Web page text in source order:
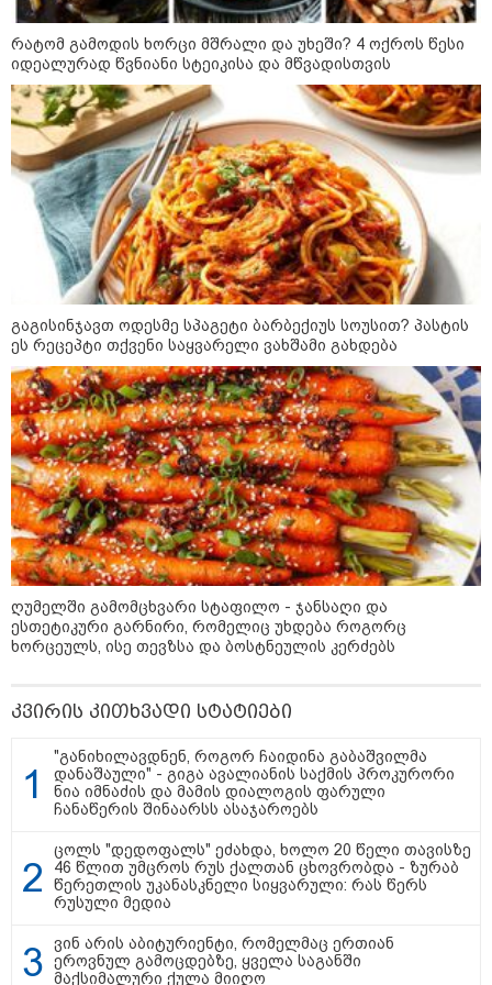
09:36 / 08-08-2026
ფანატიკურად ვარ შეყვარებული
საქართველოზე" - გაიცანით
მარტინ გუიმჯიანი, ქართულ
ენასა და საქართველოზე
შეყვარებული სომეხი ბიჭი
23:15 / 07-08-2026
ამოუცნობი ანომალიური
მოვლენები - ტრამპის
ადმინისტრაციამ “UFO”- ს
ფაილების მორიგი პაკეტი
გამოაქვეყნა
22:30 / 07-08-2026
ინტერნეტში ამაღელვებელი
კადრები ვრცელდება - როგორ
გადაარჩინა 56 წლის კაცმა
ბავშვები აბობოქრებულ ზღვაში
დახრჩობას
კატეგორიის ყველა სიახლე
"უნდა დაგვხვრიტოთ? - არა,
უნდა გადაგცვალოთ..."
როდის დაიწყო რეალურად
საქართველო-რუსეთის ომი და
მთავარი შეცდომა, რომელიც
ომში რეკორდული მასშტაბი
მიიღო
რატომ გამოდის ხორცი მშრალი და უხეში? 4 ოქროს წესი
იდეალურად წვნიანი სტეიკისა და მწვადისთვის
გაგისინჯავთ ოდესმე სპაგეტი ბარბექიუს სოუსით? პასტის
ეს რეცეპტი თქვენი საყვარელი ვახშამი გახდება
ღუმელში გამომცხვარი სტაფილო - ჯანსაღი და
ესთეტიკური გარნირი, რომელიც უხდება როგორც
ხორცეულს, ისე თევზსა და ბოსტნეულის კერძებს
კვირის კითხვადი სტატიები
"განიხილავდნენ, როგორ ჩაიდინა გაბაშვილმა
დანაშაული" - გიგა ავალიანის საქმის პროკურორი
ნია იმნაძის და მამის დიალოგის ფარული
ჩანაწერის შინაარსს ასაჯაროებს
ცოლს "დედოფალს" ეძახდა, ხოლო 20 წელი თავისზე
46 წლით უმცროს რუს ქალთან ცხოვრობდა - ზურაბ
წერეთლის უკანასკნელი სიყვარული: რას წერს
რუსული მედია
ვინ არის აბიტურიენტი, რომელმაც ერთიან
ეროვნულ გამოცდებზე, ყველა საგანში
მაქსიმალური ქულა მიიღო